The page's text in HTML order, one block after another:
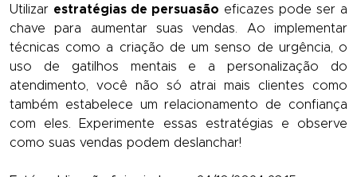
Utilizar estratégias de persuasão eficazes pode ser a
chave para aumentar suas vendas. Ao implementar
técnicas como a criação de um senso de urgência, o
uso de gatilhos mentais e a personalização do
atendimento, você não só atrai mais clientes como
também estabelece um relacionamento de confiança
com eles. Experimente essas estratégias e observe
como suas vendas podem deslanchar!